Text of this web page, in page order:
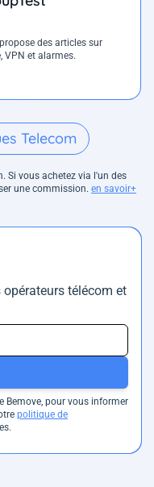
des articles sur
VPN et alarmes.
Telecom
Si vous achetez via l'un des
une commission. en savoir+
opérateurs télécom et
Bemove, pour vous informer
politique de